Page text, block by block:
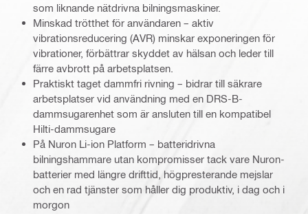
som liknande nätdrivna bilningsmaskiner.
Minskad trötthet för användaren – aktiv
vibrationsreducering (AVR) minskar exponeringen för
vibrationer, förbättrar skyddet av hälsan och leder till
färre avbrott på arbetsplatsen.
Praktiskt taget dammfri rivning – bidrar till säkrare
arbetsplatser vid användning med en DRS-B-
dammsugarenhet som är ansluten till en kompatibel
Hilti-dammsugare
På Nuron Li-ion Platform – batteridrivna
bilningshammare utan kompromisser tack vare Nuron-
batterier med längre drifttid, högpresterande mejslar
och en rad tjänster som håller dig produktiv, i dag och i
morgon